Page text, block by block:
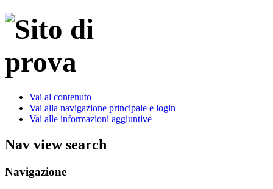
Vai al contenuto
Vai alla navigazione principale e login
Vai alle informazioni aggiuntive
Nav view search
Navigazione